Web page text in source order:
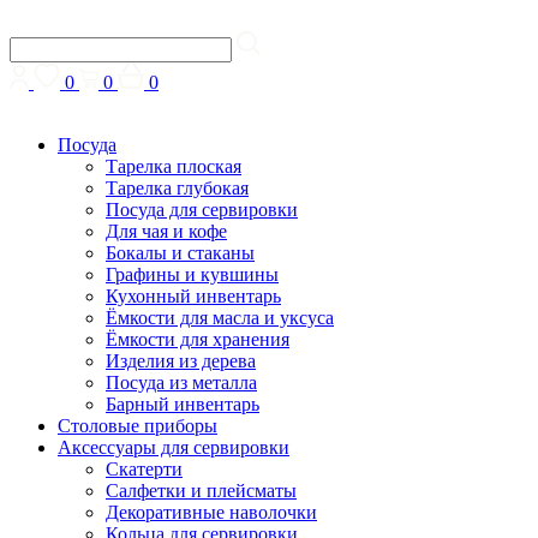
0 0 0
Посуда
Тарелка плоская
Тарелка глубокая
Посуда для сервировки
Для чая и кофе
Бокалы и стаканы
Графины и кувшины
Кухонный инвентарь
Ёмкости для масла и уксуса
Ёмкости для хранения
Изделия из дерева
Посуда из металла
Барный инвентарь
Столовые приборы
Аксессуары для сервировки
Скатерти
Cалфетки и плейсматы
Декоративные наволочки
Кольца для сервировки